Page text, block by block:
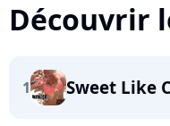
Découvrir
1 Sweet Like